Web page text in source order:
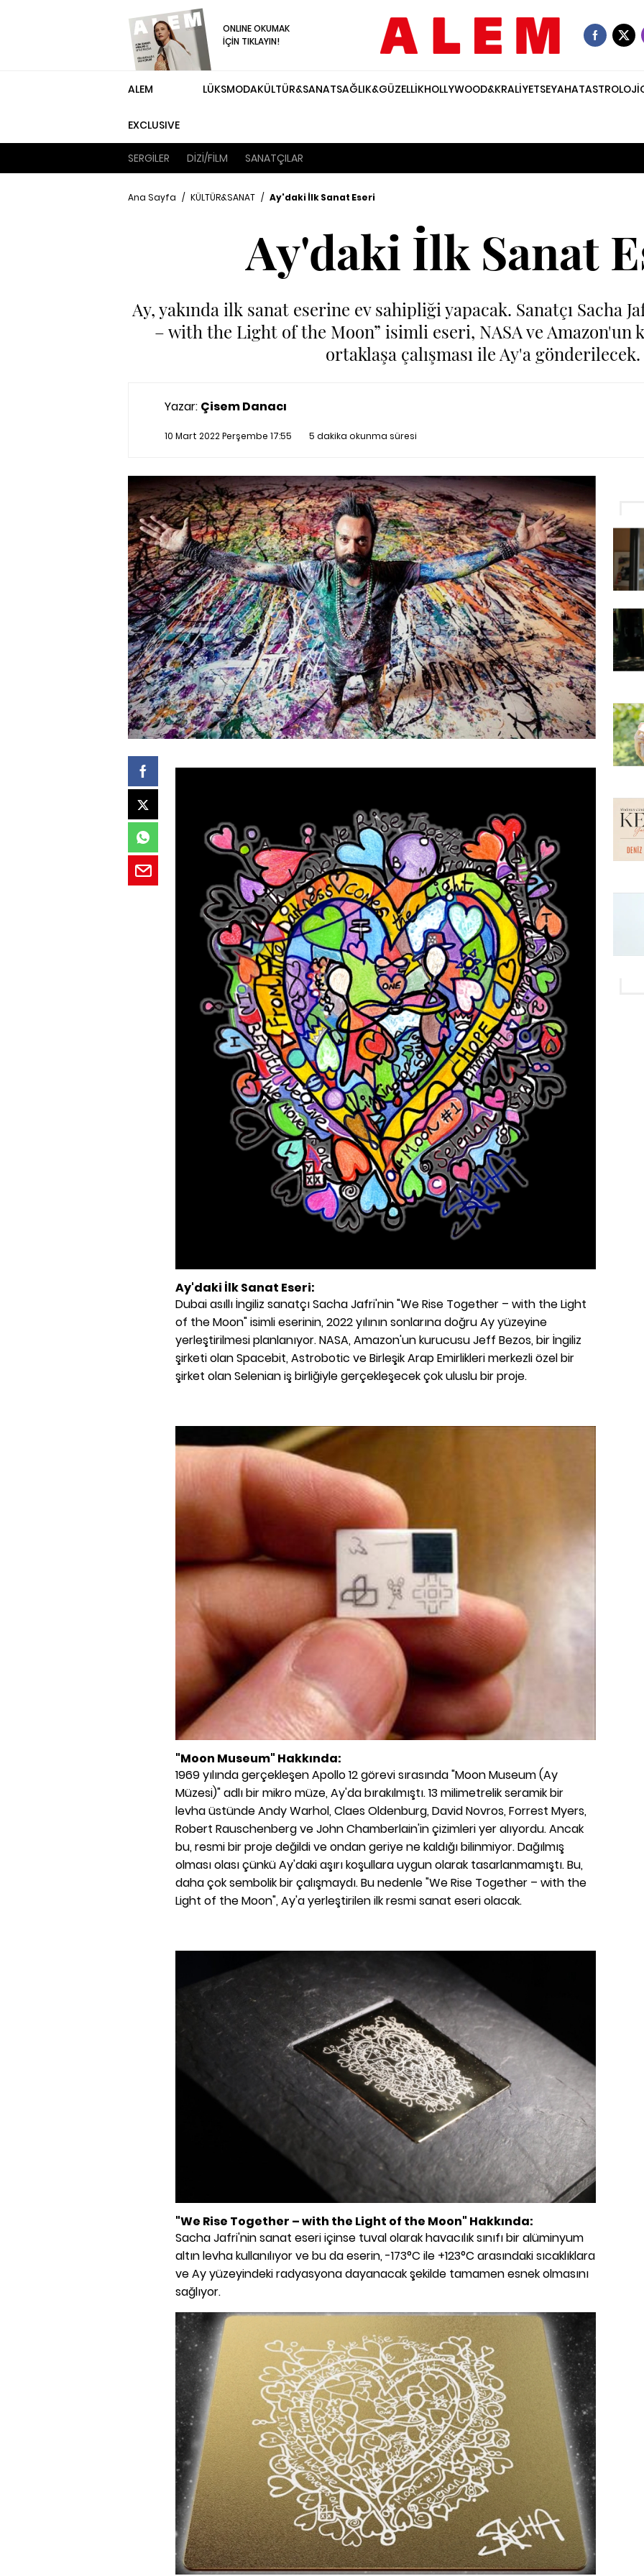
ONLINE OKUMAK
İÇİN TIKLAYIN!
ALEM
EXCLUSIVE
LÜKSMODAKÜLTÜR&SANATSAĞLIK&GÜZELLİKHOLLYWOOD&KRALİYETSEYAHATASTROLOJİ
SERGİLER DİZİ/FİLM SANATÇILAR
Ana Sayfa / KÜLTÜR&SANAT / Ay'daki İlk Sanat Eseri
Ay'daki İlk Sanat
Ay, yakında ilk sanat eserine ev sahipliği yapacak. Sanatçı Sacha
– with the Light of the Moon” isimli eseri, NASA ve Amazon'un
ortaklaşa çalışması ile Ay'a gönderilecek.
Yazar: Çisem Danacı
10 Mart 2022 Perşembe 17:55 5 dakika okunma süresi
Ay'daki İlk Sanat Eseri:
Dubai asıllı İngiliz sanatçı Sacha Jafri'nin "We Rise Together – with the Light
of the Moon" isimli eserinin, 2022 yılının sonlarına doğru Ay yüzeyine
yerleştirilmesi planlanıyor. NASA, Amazon'un kurucusu Jeff Bezos, bir İngiliz
şirketi olan Spacebit, Astrobotic ve Birleşik Arap Emirlikleri merkezli özel bir
şirket olan Selenian iş birliğiyle gerçekleşecek çok uluslu bir proje.
"Moon Museum" Hakkında:
1969 yılında gerçekleşen Apollo 12 görevi sırasında "Moon Museum (Ay
Müzesi)" adlı bir mikro müze, Ay'da bırakılmıştı. 13 milimetrelik seramik bir
levha üstünde Andy Warhol, Claes Oldenburg, David Novros, Forrest Myers,
Robert Rauschenberg ve John Chamberlain'in çizimleri yer alıyordu. Ancak
bu, resmi bir proje değildi ve ondan geriye ne kaldığı bilinmiyor. Dağılmış
olması olası çünkü Ay'daki aşırı koşullara uygun olarak tasarlanmamıştı. Bu,
daha çok sembolik bir çalışmaydı. Bu nedenle "We Rise Together – with the
Light of the Moon", Ay'a yerleştirilen ilk resmi sanat eseri olacak.
"We Rise Together – with the Light of the Moon" Hakkında:
Sacha Jafri'nin sanat eseri içinse tuval olarak havacılık sınıfı bir alüminyum
altın levha kullanılıyor ve bu da eserin, -173°C ile +123°C arasındaki sıcaklıklara
ve Ay yüzeyindeki radyasyona dayanacak şekilde tamamen esnek olmasını
sağlıyor.